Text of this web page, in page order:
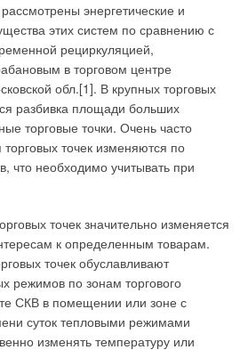
энергетические и
этих систем по сравнению с
рециркуляцией,
в торговом центре
обл.[1]. В крупных торговых
разбивка площади больших
торговые точки. Очень часто
точек изменяются по
что необходимо учитывать при
точек значительно изменяется
к определенным товарам.
точек обуславливают
режимов по зонам торгового
СКВ в помещении или зоне с
суток тепловыми режимами
изменять температуру или
34386 0
— одна из старейших в
небольшом заводе чугуна для
и изготовления
для печей и очагов. В 1895 г. у
завода — в городах Лоллар и
чугунные
А в 20-х годах прошлого века
представлена широкой сетью